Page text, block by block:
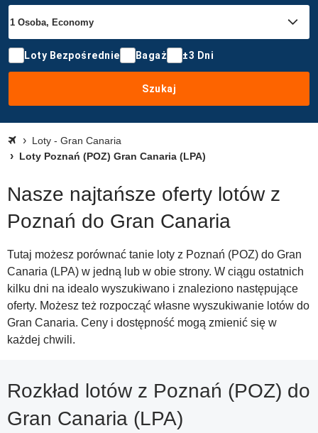
Loty Bezpośrednie Bagaż ±3 Dni
Szukaj
Loty - Gran Canaria
Loty Poznań (POZ) Gran Canaria (LPA)
Nasze najtańsze oferty lotów z
Poznań do Gran Canaria
Tutaj możesz porównać tanie loty z Poznań (POZ) do Gran
Canaria (LPA) w jedną lub w obie strony. W ciągu ostatnich
kilku dni na idealo wyszukiwano i znaleziono następujące
oferty. Możesz też rozpocząć własne wyszukiwanie lotów do
Gran Canaria. Ceny i dostępność mogą zmienić się w
każdej chwili.
Rozkład lotów z Poznań (POZ) do
Gran Canaria (LPA)